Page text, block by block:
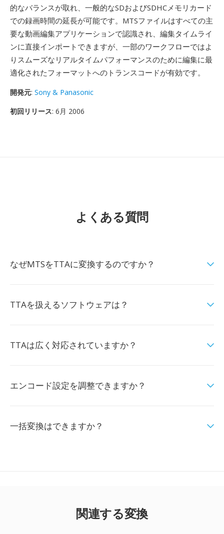
的なバランスが取れ、一般的なSDおよびSDHCメモリカード
での録画時間の延長が可能です。MTSファイルはすべての主
要な動画編集アプリケーションで認識され、編集タイムライ
ンに直接インポートできますが、一部のワークフローではよ
りスムーズなリアルタイムパフォーマンスのために編集に最
適化されたフォーマットへのトランスコードが有効です。
開発元: Sony & Panasonic
初回リリース: 6月 2006
よくある質問
なぜMTSをTTAに変換するのですか？
TTAを扱えるソフトウェアは？
TTAは広く対応されていますか？
エンコード設定を調整できますか？
一括変換はできますか？
関連する変換